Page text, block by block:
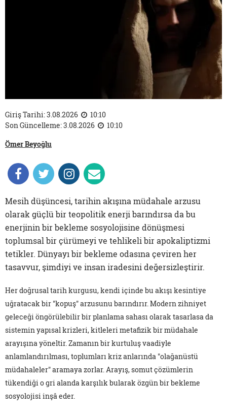
Giriş Tarihi: 3.08.2026
10:10
Son Güncelleme: 3.08.2026
10:10
Ömer Beyoğlu
Mesih düşüncesi, tarihin akışına müdahale arzusu
olarak güçlü bir teopolitik enerji barındırsa da bu
enerjinin bir bekleme sosyolojisine dönüşmesi
toplumsal bir çürümeyi ve tehlikeli bir apokaliptizmi
tetikler. Dünyayı bir bekleme odasına çeviren her
tasavvur, şimdiyi ve insan iradesini değersizleştirir.
Her doğrusal tarih kurgusu, kendi içinde bu akışı kesintiye
uğratacak bir "kopuş" arzusunu barındırır. Modern zihniyet
geleceği öngörülebilir bir planlama sahası olarak tasarlasa da
sistemin yapısal krizleri, kitleleri metafizik bir müdahale
arayışına yöneltir. Zamanın bir kurtuluş vaadiyle
anlamlandırılması, toplumları kriz anlarında "olağanüstü
müdahaleler" aramaya zorlar. Arayış, somut çözümlerin
tükendiği o gri alanda karşılık bularak özgün bir bekleme
sosyolojisi inşâ eder.